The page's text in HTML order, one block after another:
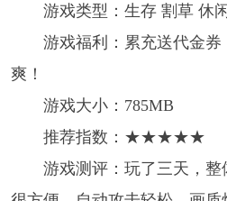
游戏类型：生存 割草 休
游戏福利：累充送代金券
爽！
游戏大小：785MB
推荐指数：★★★★★
游戏测评：玩了三天，